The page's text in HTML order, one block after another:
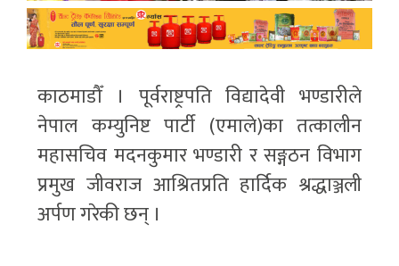
काठमाडौँ । पूर्वराष्ट्रपति विद्यादेवी भण्डारीले
नेपाल कम्युनिष्ट पार्टी (एमाले)का तत्कालीन
महासचिव मदनकुमार भण्डारी र सङ्गठन विभाग
प्रमुख जीवराज आश्रितप्रति हार्दिक श्रद्धाञ्जली
अर्पण गरेकी छन् ।